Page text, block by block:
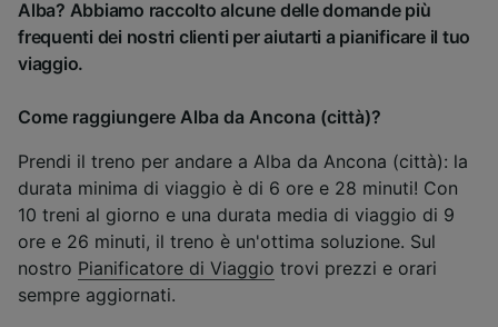
Alba? Abbiamo raccolto alcune delle domande più
frequenti dei nostri clienti per aiutarti a pianificare il tuo
viaggio.
Come raggiungere Alba da Ancona (città)?
Prendi il treno per andare a Alba da Ancona (città): la
durata minima di viaggio è di 6 ore e 28 minuti! Con
10 treni al giorno e una durata media di viaggio di 9
ore e 26 minuti, il treno è un'ottima soluzione. Sul
nostro Pianificatore di Viaggio trovi prezzi e orari
sempre aggiornati.